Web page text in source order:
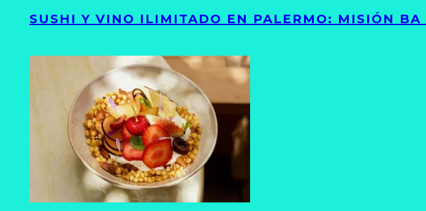
SUSHI Y VINO ILIMITADO EN PALERMO: MISIÓN BA